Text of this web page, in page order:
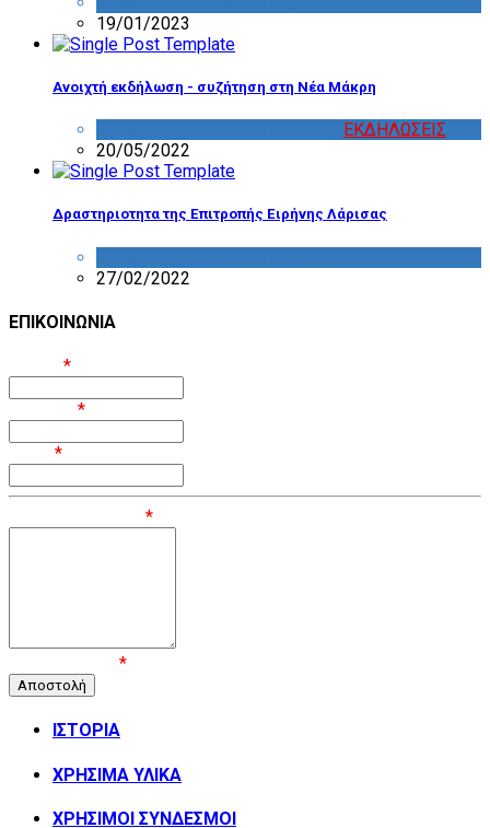
19/01/2023
Ανοιχτή εκδήλωση - συζήτηση στη Νέα Μάκρη
ΕΚΔΗΛΩΣΕΙΣ
20/05/2022
Δραστηριοτητα της Επιτροπής Ειρήνης Λάρισας
27/02/2022
ΕΠΙΚΟΙΝΩΝΙΑ
*
*
*
*
*
ΙΣΤΟΡΙΑ
ΧΡΗΣΙΜΑ ΥΛΙΚΑ
ΧΡΗΣΙΜΟΙ ΣΥΝΔΕΣΜΟΙ